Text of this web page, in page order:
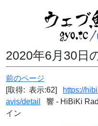
2020年6月30日
前のページ
[取得: 表示:62]
https://
avis/detail
響 - HiBiKi
イン